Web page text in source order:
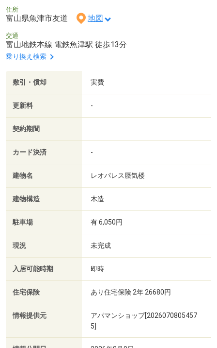
住所
富山県魚津市友道 地図
交通
富山地鉄本線 電鉄魚津駅 徒歩13分
乗り換え検索
敷引・償却 実費
更新料 -
契約期間
カード決済 -
建物名 レオパレス蜃気楼
建物構造 木造
駐車場 有 6,050円
現況 未完成
入居可能時期 即時
住宅保険 あり住宅保険 2年 26680円
情報提供元
アパマンショップ[2026070805457
5]